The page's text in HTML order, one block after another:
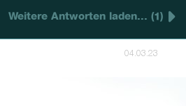
Weitere Antworten laden... (1)
04.03.23